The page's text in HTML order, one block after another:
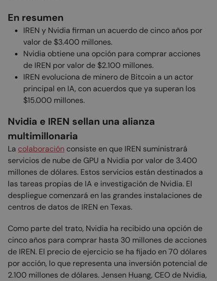
En resumen
IREN y Nvidia firman un acuerdo de cinco años por
valor de $3.400 millones.
Nvidia obtiene una opción para comprar acciones
de IREN por valor de $2.100 millones.
IREN evoluciona de minero de Bitcoin a un actor
principal en IA, con acuerdos que ya superan los
$15.000 millones.
Nvidia e IREN sellan una alianza
multimillonaria
La colaboración consiste en que IREN suministrará
servicios de nube de GPU a Nvidia por valor de 3.400
millones de dólares. Estos servicios están destinados a
las tareas propias de IA e investigación de Nvidia. El
despliegue comenzará en las grandes instalaciones de
centros de datos de IREN en Texas.
Como parte del trato, Nvidia ha recibido una opción de
cinco años para comprar hasta 30 millones de acciones
de IREN. El precio de ejercicio se ha fijado en 70 dólares
por acción, lo que representa una inversión potencial de
2.100 millones de dólares. Jensen Huang, CEO de Nvidia,